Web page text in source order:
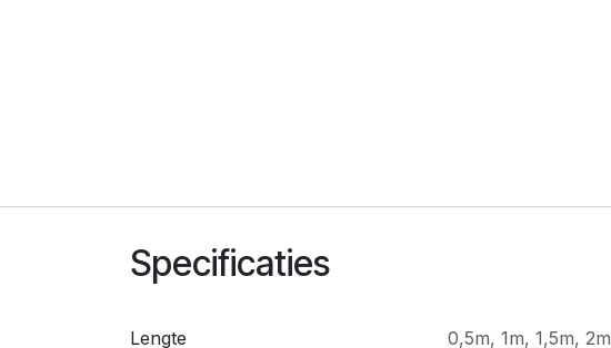
Specificaties
Lengte 0,5m, 1m, 1,5m, 2m